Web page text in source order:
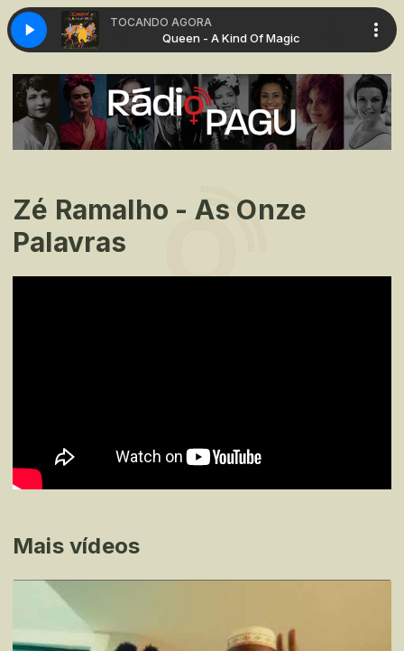
TOCANDO AGORA
Magic Queen - A Kind Of Magic
Zé Ramalho - As Onze
Palavras
Mais vídeos